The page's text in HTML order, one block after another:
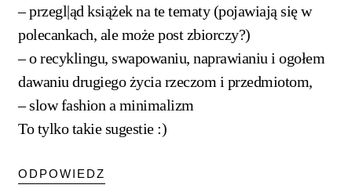
– przegl|ąd książek na te tematy (pojawiają się w
polecankach, ale może post zbiorczy?)
– o recyklingu, swapowaniu, naprawianiu i ogołem
dawaniu drugiego życia rzeczom i przedmiotom,
– slow fashion a minimalizm
To tylko takie sugestie :)
ODPOWIEDZ